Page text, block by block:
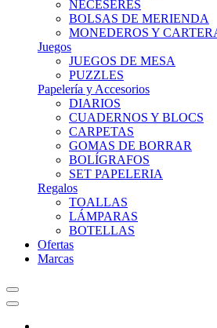
NECESERES
BOLSAS DE MERIENDA
MONEDEROS Y
Juegos
JUEGOS DE MESA
PUZZLES
Papelería y Accesorios
DIARIOS
CUADERNOS Y BLOCS
CARPETAS
GOMAS DE BORRAR
BOLÍGRAFOS
SET PAPELERIA
Regalos
TOALLAS
LÁMPARAS
BOTELLAS
Ofertas
Marcas